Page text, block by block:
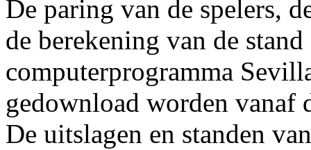
De paring van de spelers,
de berekening van de
computerprogramma
gedownload worden vanaf
De uitslagen en standen